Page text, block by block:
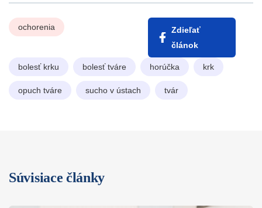
ochorenia
Zdieľať
článok
bolesť krku bolesť tváre horúčka krk
opuch tváre sucho v ústach tvár
Súvisiace články